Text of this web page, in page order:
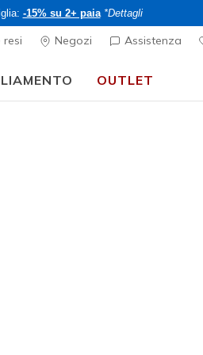
-15% su 2+ paia *Dettagli
resi Negozi Assistenza
OUTLET